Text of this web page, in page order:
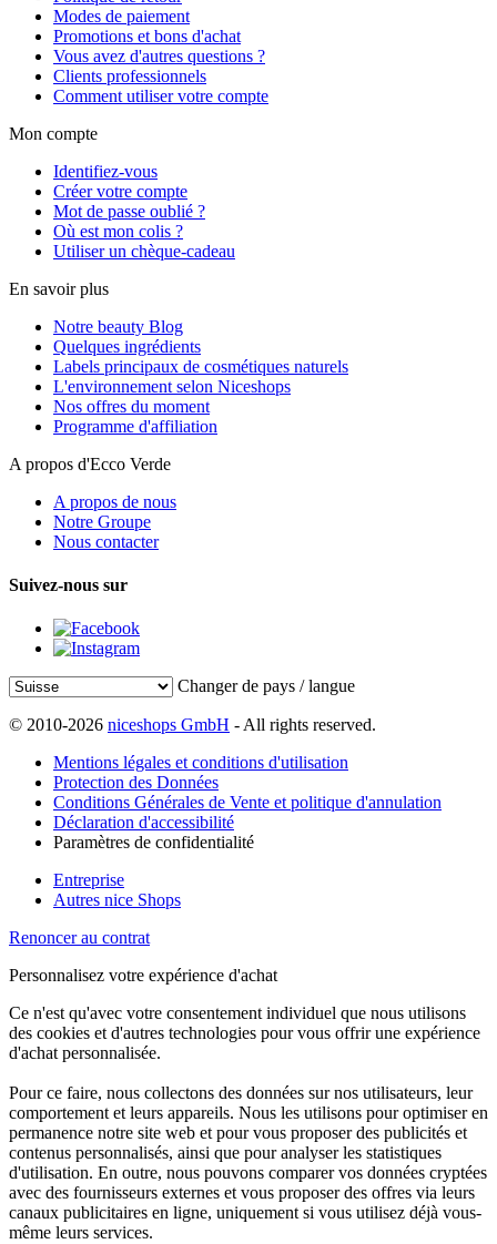
Modes de paiement
Promotions et bons d'achat
Vous avez d'autres questions ?
Clients professionnels
Comment utiliser votre compte
Mon compte
Identifiez-vous
Créer votre compte
Mot de passe oublié ?
Où est mon colis ?
Utiliser un chèque-cadeau
En savoir plus
Notre beauty Blog
Quelques ingrédients
Labels principaux de cosmétiques naturels
L'environnement selon Niceshops
Nos offres du moment
Programme d'affiliation
A propos d'Ecco Verde
A propos de nous
Notre Groupe
Nous contacter
Suivez-nous sur
Changer de pays / langue
© 2010-2026 niceshops GmbH - All rights reserved.
Mentions légales et conditions d'utilisation
Protection des Données
Conditions Générales de Vente et politique d'annulation
Déclaration d'accessibilité
Paramètres de confidentialité
Entreprise
Autres nice Shops
Renoncer au contrat
Personnalisez votre expérience d'achat
Ce n'est qu'avec votre consentement individuel que nous utilisons
des cookies et d'autres technologies pour vous offrir une expérience
d'achat personnalisée.
Pour ce faire, nous collectons des données sur nos utilisateurs, leur
comportement et leurs appareils. Nous les utilisons pour optimiser en
permanence notre site web et pour vous proposer des publicités et
contenus personnalisés, ainsi que pour analyser les statistiques
d'utilisation. En outre, nous pouvons comparer vos données cryptées
avec des fournisseurs externes et vous proposer des offres via leurs
canaux publicitaires en ligne, uniquement si vous utilisez déjà vous-
même leurs services.